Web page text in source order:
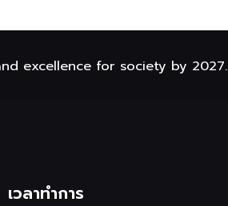
excellence for society by 2027.
เวลาทำการ